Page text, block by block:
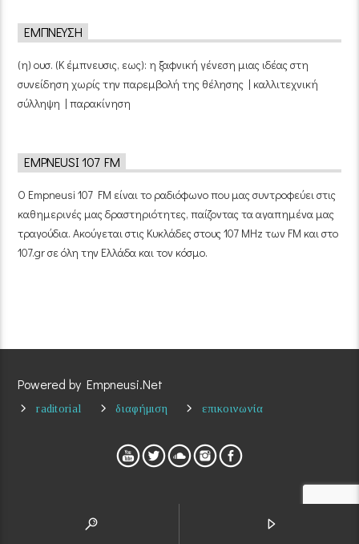
ΈΜΠΝΕΥΣΗ
(η) ουσ. (Κ έμπνευσις, εως): η ξαφνική γένεση μιας ιδέας στη
συνείδηση χωρίς την παρεμβολή της θέλησης | καλλιτεχνική
σύλληψη | παρακίνηση
EMPNEUSI 107 FM
Ο Empneusi 107 FM είναι το ραδιόφωνο που μας συντροφεύει στις
καθημερινές μας δραστηριότητες, παίζοντας τα αγαπημένα μας
τραγούδια. Ακούγεται στις Κυκλάδες στους 107 MHz των FM και στο
107.gr σε όλη την Ελλάδα και τον κόσμο.
Powered by Empneusi.Net
raditorial διαφήμιση επικοινωνία